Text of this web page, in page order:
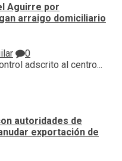
Aguirre por
arraigo domiciliario
0
adscrito al centro...
autoridades de
exportación de